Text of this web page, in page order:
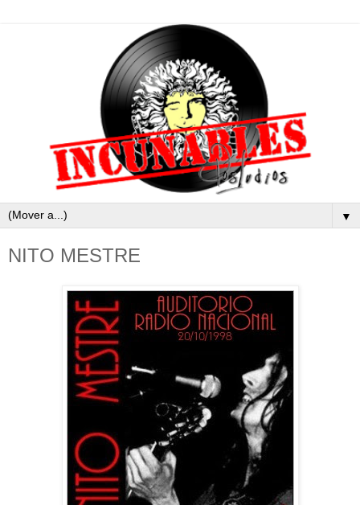
▼
NITO MESTRE